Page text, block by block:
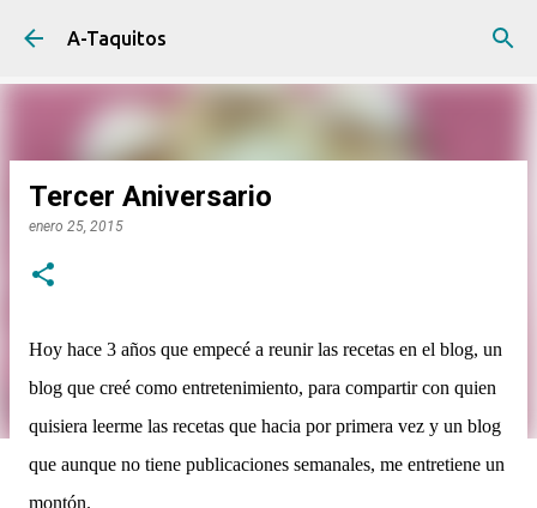
A-Taquitos
Tercer Aniversario
enero 25, 2015
Hoy hace 3 años que empecé a reunir las recetas en el blog, un
blog que creé como entretenimiento, para compartir con quien
quisiera leerme las recetas que hacia por primera vez y un blog
que aunque no tiene publicaciones semanales, me entretiene un
montón.